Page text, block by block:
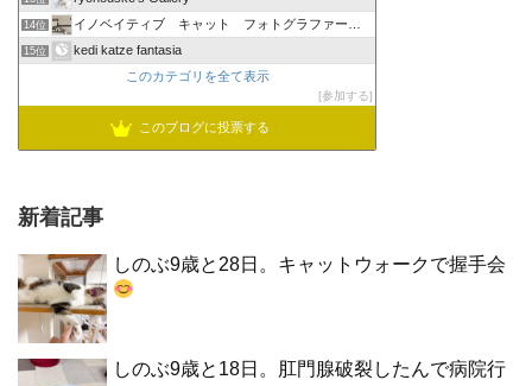
14位 イノベイティブ キャット フォトグラファーズ グループ
15位
kedi katze fantasia
このカテゴリを全て表示
参加する
このブログに投票する
新着記事
しのぶ9歳と28日。キャットウォークで握手会
しのぶ9歳と18日。肛門腺破裂したんで病院行